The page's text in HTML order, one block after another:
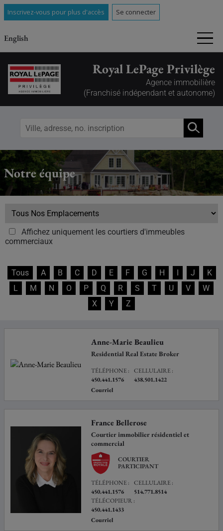
Inscrivez-vous pour plus d'accès Se connecter
English
Royal LePage Privilège
Agence immobilière
(Franchisé indépendant et autonome)
Notre équipe
Affichez uniquement les courtiers d'immeubles
commerciaux
Tous A B C D E F G H I J
K
L
M N O P Q R S T U V
W
X
Y Z
Anne-Marie Beaulieu
Residential Real Estate Broker
TÉLÉPHONE :
450.441.1576
CELLULAIRE :
438.501.1422
Courriel
France Bellerose
Courtier immobilier résidentiel et
commercial
COURTIER
PARTICIPANT
TÉLÉPHONE :
450.441.1576
CELLULAIRE :
514.771.8514
TÉLÉCOPIEUR :
450.441.1433
Courriel